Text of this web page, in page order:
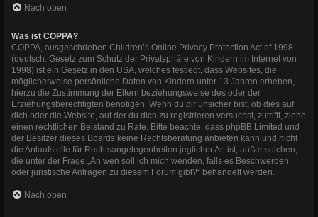
Nach oben
Was ist COPPA?
COPPA, ausgeschrieben Children’s Online Privacy Protection Act of 1998
(deutsch: Gesetz zum Schutz der Privatsphäre von Kindern im Internet von
1998) ist ein Gesetz in den USA, welches festlegt, dass Websites, die
möglicherweise persönliche Daten von Kindern unter 13 Jahren erheben,
hierzu die Zustimmung der Eltern beziehungsweise des oder der
Erziehungsberechtigten benötigen. Wenn du dir unsicher bist, ob dies auf
dich oder die Website, auf der du dich zu registrieren versuchst, zutrifft, ziehe
einen rechtlichen Beistand zu Rate. Bitte beachte, dass phpBB Limited und
der Besitzer dieses Boards keine Rechtsberatung anbieten kann und nicht
die Anlaufstelle für Rechtsangelegenheiten jeglicher Art ist; außer solchen,
die unter der Frage „An wen soll ich mich wenden, falls es Beschwerden
oder juristische Anfragen zu diesem Forum gibt?“ behandelt werden.
Nach oben